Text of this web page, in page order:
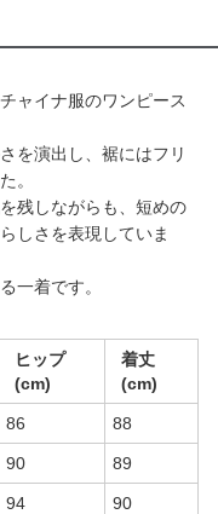
ャイナ服のワンピース
を演出し、裾にはフリ
。
残しながらも、短めの
しさを表現していま
一着です。
ヒップ
(cm)
着丈
(cm)
86 88
90 89
94 90